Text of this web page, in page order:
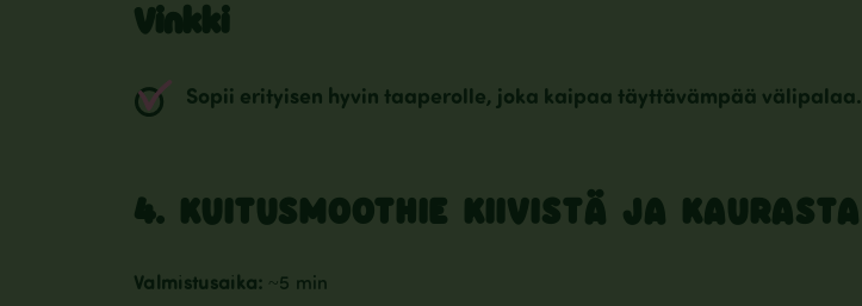
Vinkki
Sopii erityisen hyvin taaperolle, joka kaipaa täyttävämpää välipalaa.
4. KUITUSMOOTHIE KIIVISTÄ JA KAURASTA
Valmistusaika: ~5 min